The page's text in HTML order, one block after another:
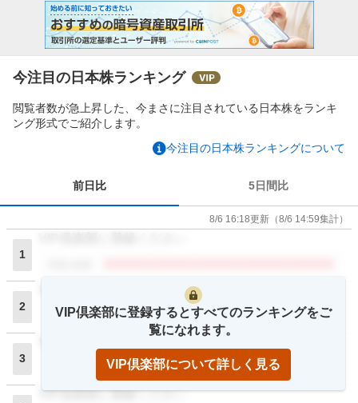
今注目の日本株ランキング
閲覧者数が急上昇した、今まさに注目されている日本株をランキ
ング形式でご紹介します。
今注目の日本株ランキングについて
前日比 5日間比
8/6 16:18更新 （8/6 14:59集計）
1
2
VIP倶楽部に登録ください
閲覧者数
3
VIP倶楽部に登録ください
VIP倶楽部に登録するとすべてのランキングをご
覧になれます。
VIP倶楽部について詳しく見る